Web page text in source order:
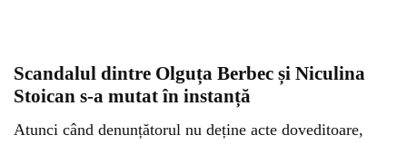
Scandalul dintre Olguța Berbec și Niculina
Stoican s-a mutat în instanță
Atunci când denunțătorul nu deține acte doveditoare,